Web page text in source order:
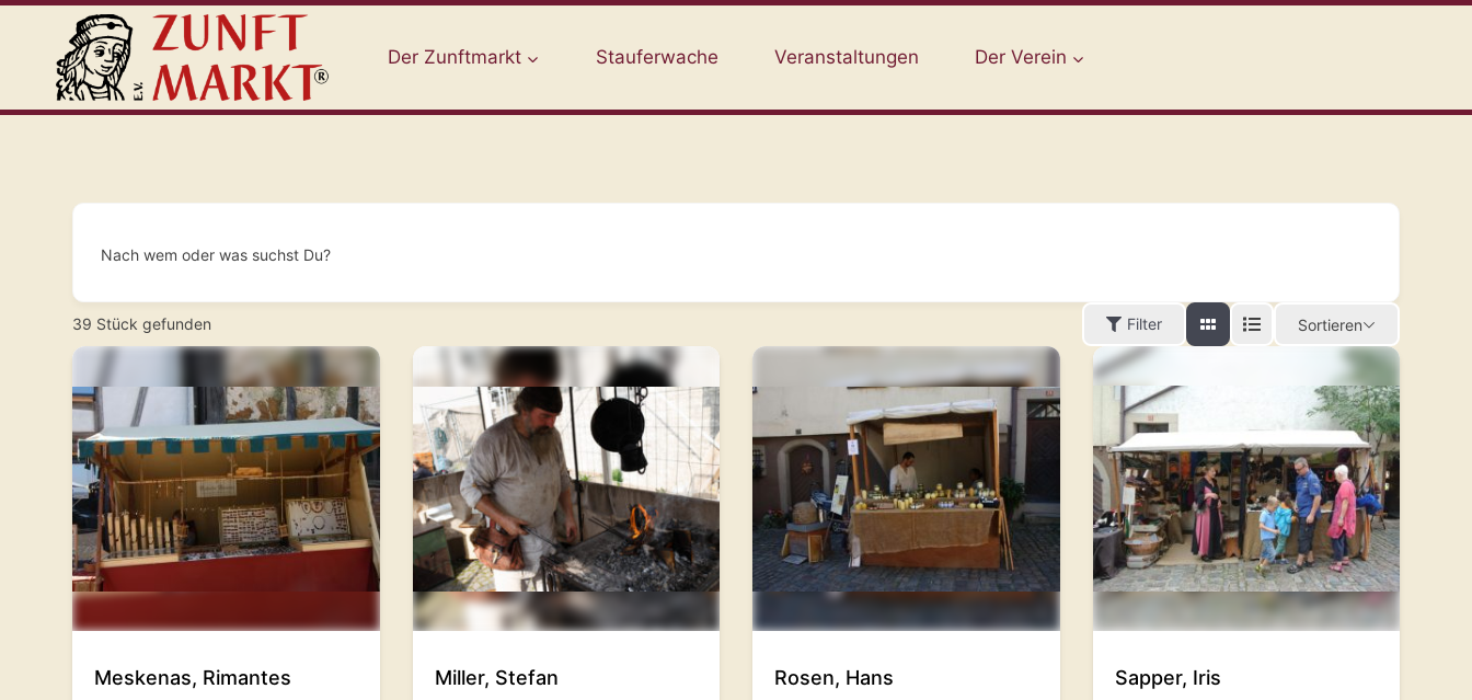
Der Zunftmarkt Stauferwache Veranstaltungen Der Verein
Nach wem oder was suchst Du?
39 Stück gefunden Filter Sortieren
Meskenas, Rimantes Miller, Stefan Rosen, Hans Sapper, Iris